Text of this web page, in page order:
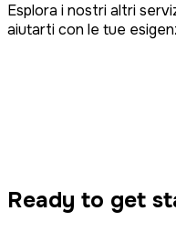
Esplora i nostri altri
aiutarti con le tue
Azione Collettiva
Forensica Informatica
Ready to get